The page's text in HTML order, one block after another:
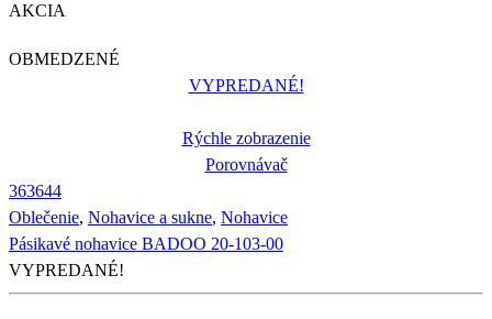
AKCIA
OBMEDZENÉ
VYPREDANÉ!
Rýchle zobrazenie
Porovnávač
363644
Oblečenie, Nohavice a sukne, Nohavice
Pásikavé nohavice BADOO 20-103-00
VYPREDANÉ!